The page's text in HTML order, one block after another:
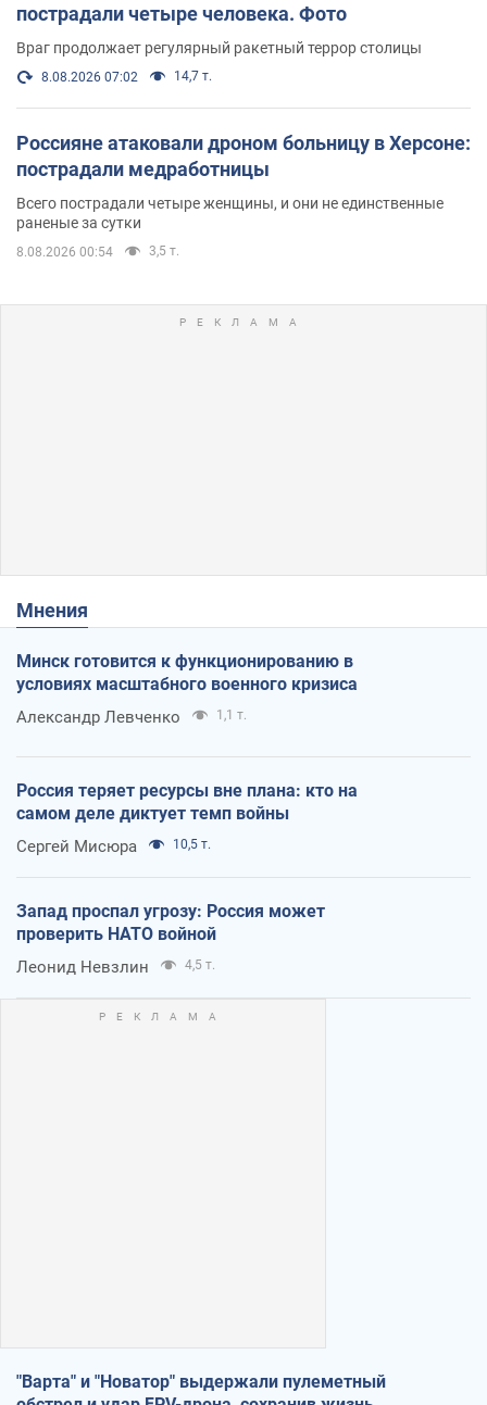
пострадали четыре человека. Фото
Враг продолжает регулярный ракетный террор столицы
8.08.2026 07:02 14,7 т.
Россияне атаковали дроном больницу в Херсоне:
пострадали медработницы
Всего пострадали четыре женщины, и они не единственные
раненые за сутки
8.08.2026 00:54 3,5 т.
Мнения
Минск готовится к функционированию в
условиях масштабного военного кризиса
Александр Левченко 1,1 т.
Россия теряет ресурсы вне плана: кто на
самом деле диктует темп войны
Сергей Мисюра 10,5 т.
Запад проспал угрозу: Россия может
проверить НАТО войной
Леонид Невзлин 4,5 т.
"Варта" и "Новатор" выдержали пулеметный